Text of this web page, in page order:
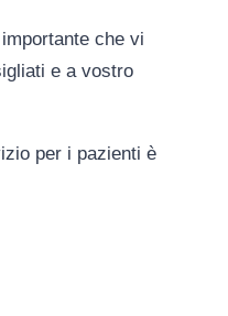
che vi
e a vostro
per i pazienti è